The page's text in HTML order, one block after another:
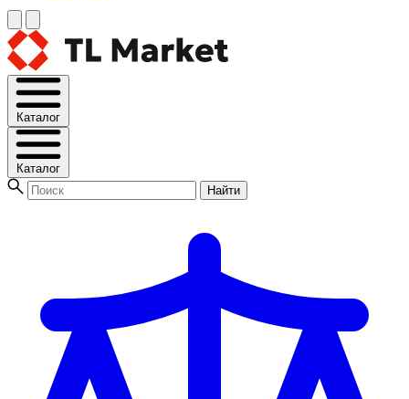
Каталог
Каталог
Найти